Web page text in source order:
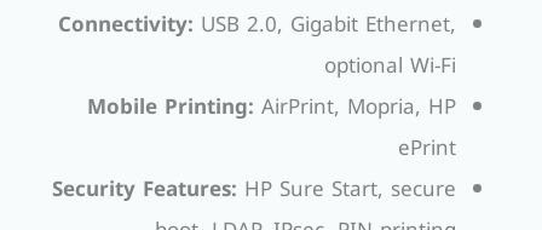
Connectivity: USB 2.0, Gigabit Ethernet,
optional Wi-Fi
Mobile Printing: AirPrint, Mopria, HP
ePrint
Security Features: HP Sure Start, secure